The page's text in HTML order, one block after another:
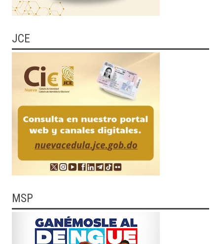
JCE
MSP